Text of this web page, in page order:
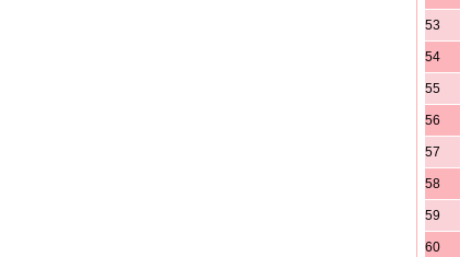
53
54
55
56
57
58
59
60